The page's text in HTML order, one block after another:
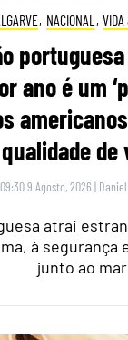
, NACIONAL ,
ano é um
qualidade de
09:30 9 Agosto, 2026 |
atrai
à segurança
junto ao mar